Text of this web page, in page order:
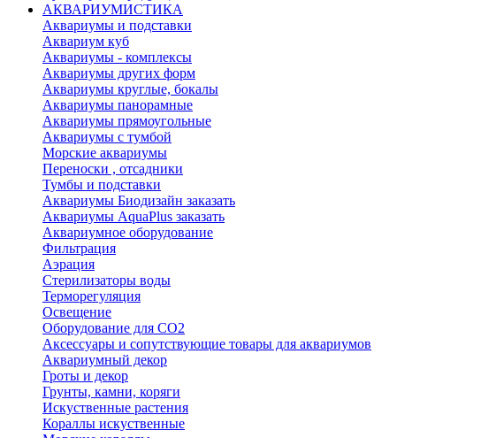
АКВАРИУМИСТИКА
Аквариумы и подставки
Аквариум куб
Аквариумы - комплексы
Аквариумы других форм
Аквариумы круглые, бокалы
Аквариумы панорамные
Аквариумы прямоугольные
Аквариумы с тумбой
Морские аквариумы
Переноски , отсадники
Тумбы и подставки
Аквариумы Биодизайн заказать
Аквариумы AquaPlus заказать
Аквариумное оборудование
Фильтрация
Аэрация
Стерилизаторы воды
Терморегуляция
Освещение
Оборудование для CO2
Аксессуары и сопутствующие товары для аквариумов
Аквариумный декор
Гроты и декор
Грунты, камни, коряги
Искуственные растения
Кораллы искуственные